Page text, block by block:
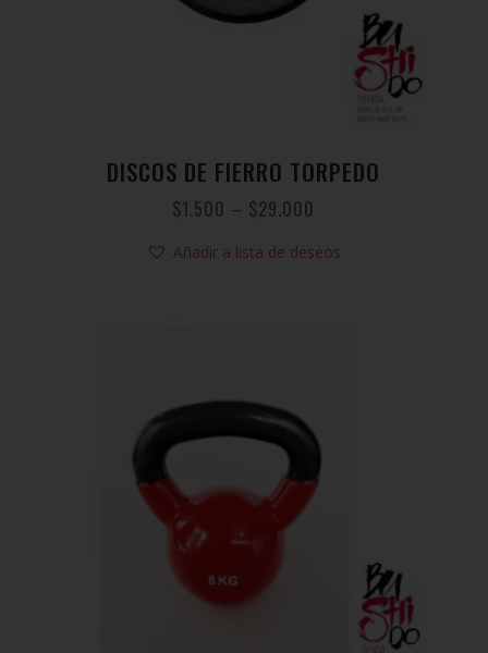
DISCOS DE FIERRO TORPEDO
$1.500 – $29.000
Añadir a lista de deseos